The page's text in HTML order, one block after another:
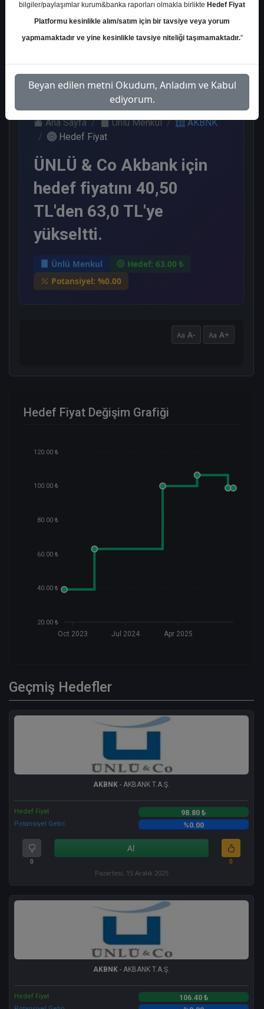
10 2
Üstü
Get.
6
Yok
1 3
Pazartesi, 22 Ocak 2024
Ana Sayfa Ünlü Menkul
AKBNK
Hedef Fiyat
ÜNLÜ & Co Akbank için
hedef fiyatını 40,50
TL'den 63,0 TL'ye
yükseltti.
Ünlü Menkul
Hedef: 63.00 ₺
Potansiyel: %0.00
A- A+
Hedef Fiyat Değişim Grafiği
120.00 ₺
100.00 ₺
80.00 ₺
60.00 ₺
40.00 ₺
20.00 ₺
Oct 2023 Jul 2024 Apr 2025
Geçmiş Hedefler
AKBNK - AKBANK T.A.Ş.
Hedef Fiyat 98.80 ₺
Potansiyel Getiri %0.00
0
Al
0
Pazartesi, 15 Aralık 2025
AKBNK - AKBANK T.A.Ş.
Hedef Fiyat 106.40 ₺
bilgiler/paylaşımlar kurum&banka raporları olmakla birlikte Hedef Fiyat
Platformu kesinlikle alım/satım için bir tavsiye veya yorum
yapmamaktadır ve yine kesinlikle tavsiye niteliği taşımamaktadır."
Beyan edilen metni Okudum, Anladım ve Kabul
ediyorum.